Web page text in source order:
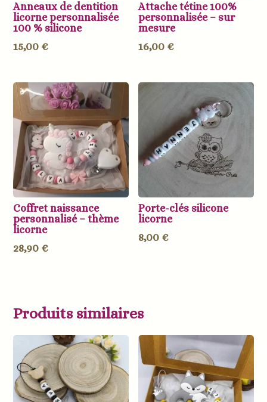
Anneaux de dentition
licorne personnalisée
100 % silicone
15,00 €
Attache tétine 100%
personnalisée – sur
mesure
16,00 €
Coffret naissance
personnalisé – thème
licorne
28,90 €
Porte-clés silicone
licorne
8,00 €
Produits similaires